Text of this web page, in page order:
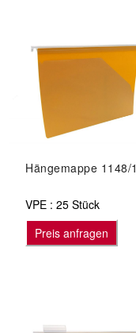
Hängemappe 1148/1
VPE : 25 Stück
Preis anfragen